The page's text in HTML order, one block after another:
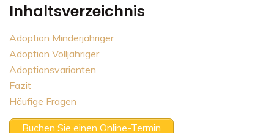
Inhaltsverzeichnis
Adoption Minderjähriger
Adoption Volljähriger
Adoptionsvarianten
Fazit
Häufige Fragen
Buchen Sie einen Online-Termin